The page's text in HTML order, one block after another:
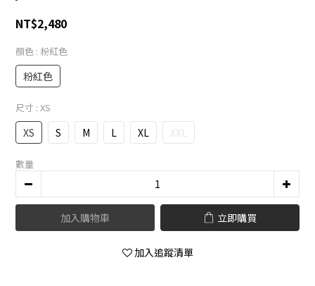
NT$2,480
顏色 : 粉紅色
粉紅色
尺寸 : XS
XS S M L XL XXL
數量
加入購物車 立即購買
加入追蹤清單